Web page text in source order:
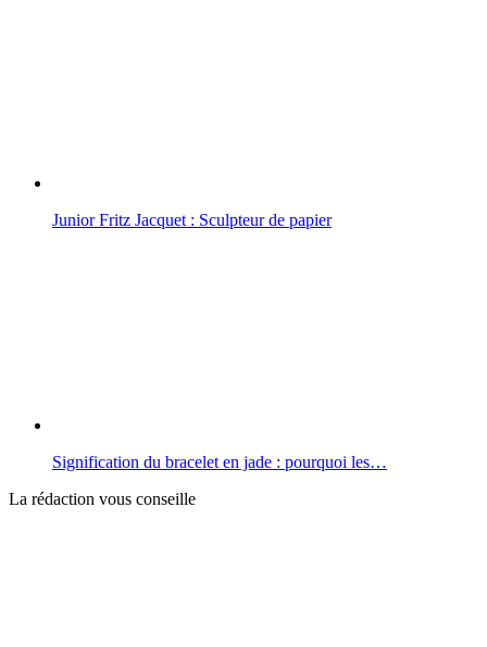
Junior Fritz Jacquet : Sculpteur de papier
Signification du bracelet en jade : pourquoi les…
La rédaction vous conseille